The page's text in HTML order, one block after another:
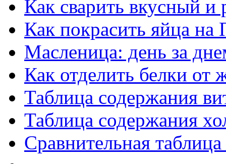
Как сварить вкусный и
Как покрасить яйца на
Масленица: день за
Как отделить белки от
Таблица содержания
Таблица содержания
Сравнительная